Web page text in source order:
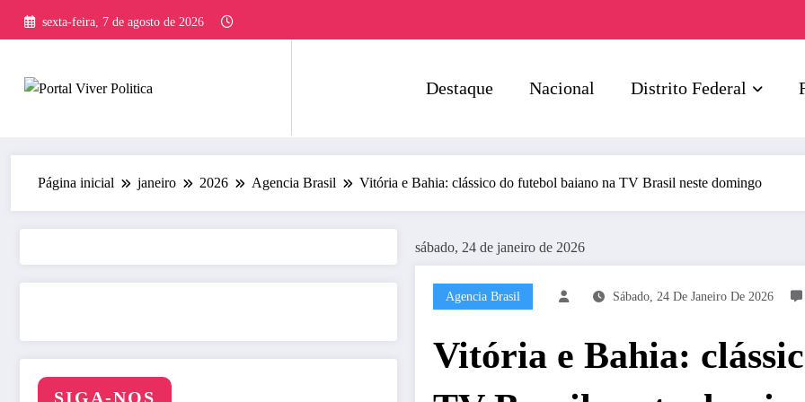
conteúdo
sexta-feira, 7 de agosto de 2026
Destaque Nacional Distrito Federal
Página inicial janeiro 2026 Agencia Brasil Vitória e Bahia: clássico do futebol baiano na TV Brasil neste domingo
SIGA-NOS
sábado, 24 de janeiro de 2026
Agencia Brasil Sábado, 24 De Janeiro De 2026
Vitória e Bahia: